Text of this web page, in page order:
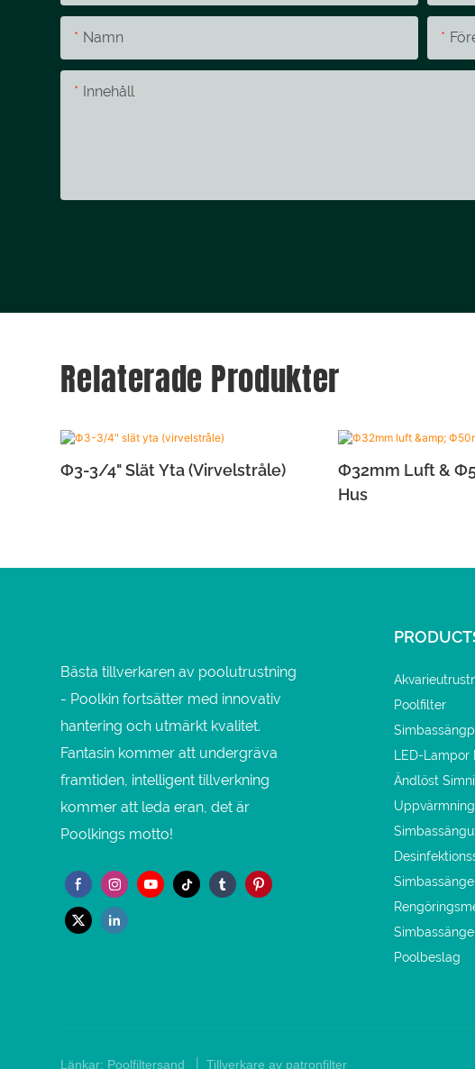
Namn
Innehåll
Relaterade Produkter
Ф3-3/4" Slät Yta (virvelstråle)
Ф32mm Luft &
Hus
Bästa tillverkaren av poolutrustning
- Poolkin fortsätter med innovativ
hantering och utmärkt kvalitet.
Fantasin kommer att undergräva
framtiden, intelligent tillverkning
kommer att leda eran, det är
Poolkings motto!
Poolfilter
LED-Lampor
Ändlöst
Poolbeslag
Länkar: Poolfiltersand Tillverkare av patronfilter